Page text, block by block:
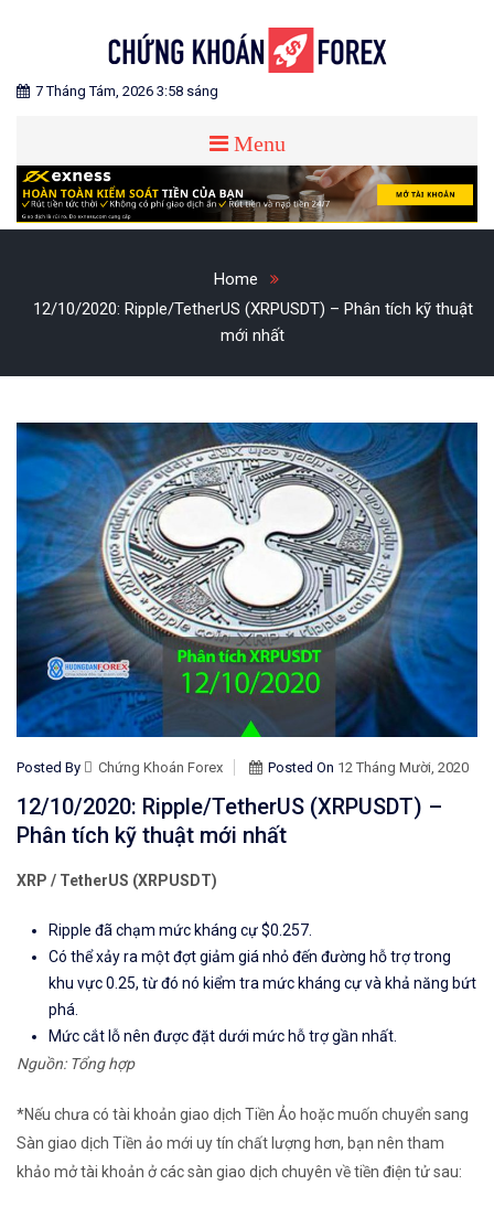
CHỨNG KHOÁN FOREX
Blog chia sẻ về Chứng Khoán và Forex
7 Tháng Tám, 2026 3:58 sáng
Menu
Home
12/10/2020: Ripple/TetherUS (XRPUSDT) – Phân tích kỹ thuật
mới nhất
Posted By Chứng Khoán Forex Posted On 12 Tháng Mười, 2020
12/10/2020: Ripple/TetherUS (XRPUSDT) –
Phân tích kỹ thuật mới nhất
XRP / TetherUS (XRPUSDT)
Ripple đã chạm mức kháng cự $0.257.
Có thể xảy ra một đợt giảm giá nhỏ đến đường hỗ trợ trong
khu vực 0.25, từ đó nó kiểm tra mức kháng cự và khả năng bứt
phá.
Mức cắt lỗ nên được đặt dưới mức hỗ trợ gần nhất.
Nguồn: Tổng hợp
*Nếu chưa có tài khoản giao dịch Tiền Ảo hoặc muốn chuyển sang
Sàn giao dịch Tiền ảo mới uy tín chất lượng hơn, bạn nên tham
khảo mở tài khoản ở các sàn giao dịch chuyên về tiền điện tử sau: